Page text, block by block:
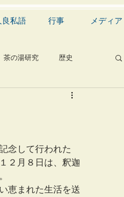
良私語 行事 メディア
茶の湯研究 歴史
食文化
念して行われた
２月８日は、釈迦
恵まれた生活を送